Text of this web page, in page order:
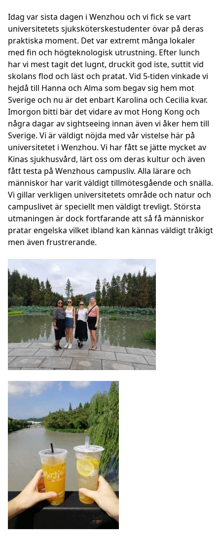
Idag var sista dagen i Wenzhou och vi fick se vart
universitetets sjuksköterskestudenter övar på deras
praktiska moment. Det var extremt många lokaler
med fin och högteknologisk utrustning. Efter lunch
har vi mest tagit det lugnt, druckit god iste, suttit vid
skolans flod och läst och pratat. Vid 5-tiden vinkade vi
hejdå till Hanna och Alma som begav sig hem mot
Sverige och nu är det enbart Karolina och Cecilia kvar.
Imorgon bitti bär det vidare av mot Hong Kong och
några dagar av sightseeing innan även vi åker hem till
Sverige. Vi är väldigt nöjda med vår vistelse här på
universitetet i Wenzhou. Vi har fått se jätte mycket av
Kinas sjukhusvård, lärt oss om deras kultur och även
fått testa på Wenzhous campusliv. Alla lärare och
människor har varit väldigt tillmötesgående och snälla.
Vi gillar verkligen universitetets område och natur och
campuslivet är speciellt men väldigt trevligt. Största
utmaningen är dock fortfarande att så få människor
pratar engelska vilket ibland kan kännas väldigt tråkigt
men även frustrerande.